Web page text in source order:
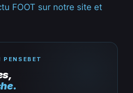
FOOT sur notre site et
PENSEBET